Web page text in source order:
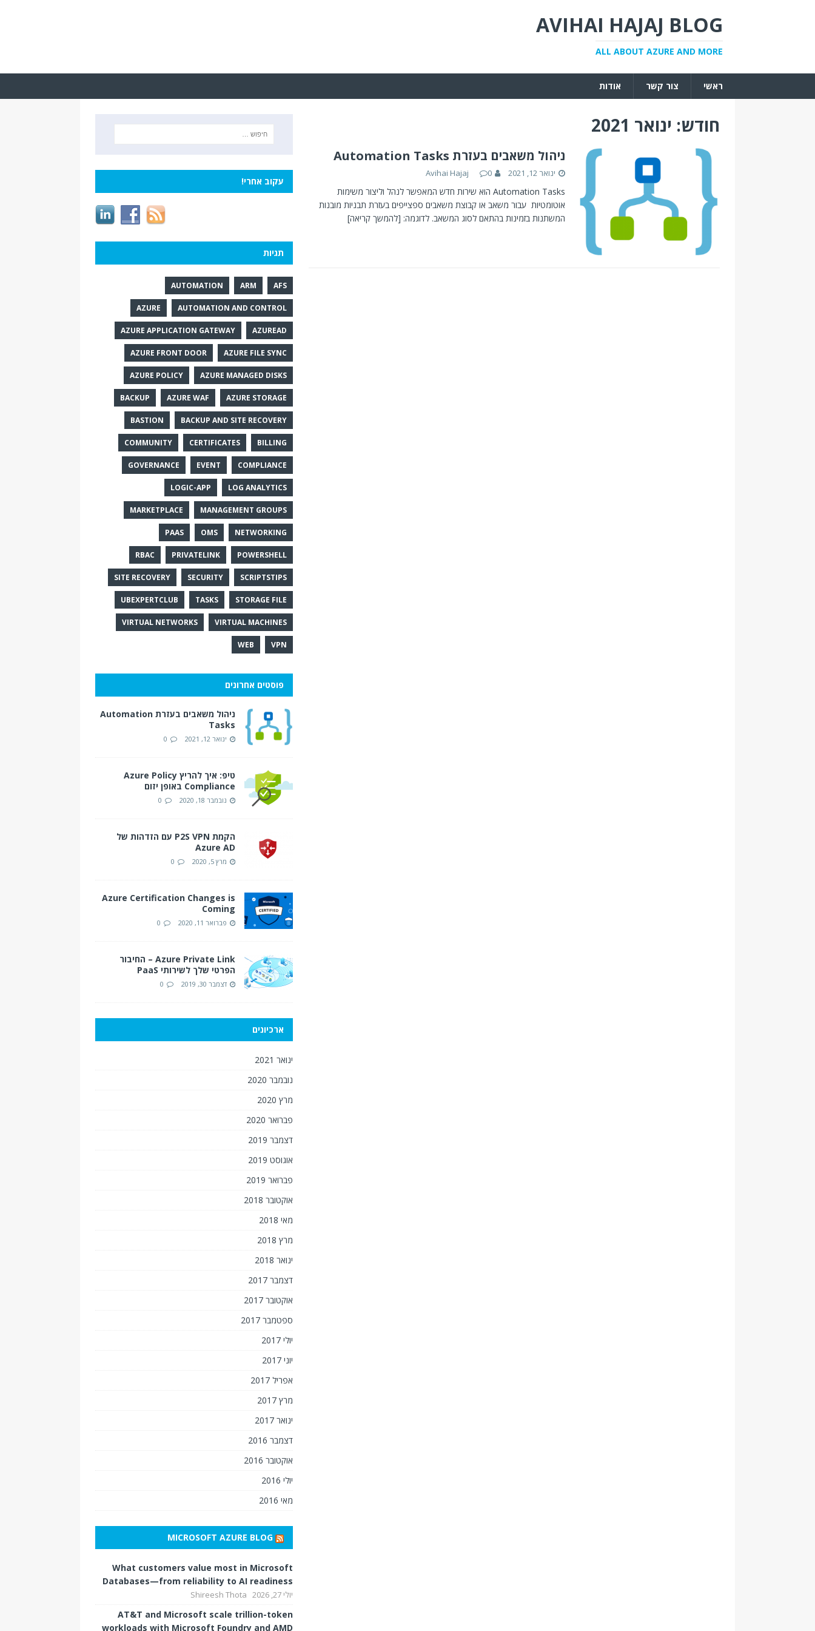
AVIHAI HAJAJ BLOG
ALL ABOUT AZURE AND MORE
ראשי צור קשר אודות
חודש: ינואר 2021
ניהול משאבים בעזרת Automation Tasks
ינואר 12, 2021 Avihai Hajaj 0
Automation Tasks הוא שירות חדש המאפשר לנהל וליצור משימות
אוטומטיות עבור משאב או קבוצת משאבים ספצייפים בעזרת תבניות מובנות
המשתנות בזמינות בהתאם לסוג המשאב. לדוגמה: [להמשך קריאה]
עקוב אחרי!
תגיות
AFS
ARM
AUTOMATION
AUTOMATION AND CONTROL
AZURE
AZUREAD
AZURE APPLICATION GATEWAY
AZURE FILE SYNC
AZURE FRONT DOOR
AZURE MANAGED DISKS
AZURE POLICY
AZURE STORAGE
AZURE WAF
BACKUP
BACKUP AND SITE RECOVERY
BASTION
BILLING
CERTIFICATES
COMMUNITY
COMPLIANCE
EVENT
GOVERNANCE
LOG ANALYTICS
LOGIC-APP
MANAGEMENT GROUPS
MARKETPLACE
NETWORKING
OMS
PAAS
POWERSHELL
PRIVATELINK
RBAC
SCRIPTSTIPS
SECURITY
SITE RECOVERY
STORAGE FILE
TASKS
UBEXPERTCLUB
VIRTUAL MACHINES
VIRTUAL NETWORKS
VPN
WEB
פוסטים אחרונים
ניהול משאבים בעזרת Automation
Tasks
ינואר 12, 2021 0
טיפ: איך להריץ Azure Policy
Compliance באופן יזום
נובמבר 18, 2020 0
הקמת P2S VPN עם הזדהות של
Azure AD
מרץ 5, 2020 0
Azure Certification Changes is
Coming
פברואר 11, 2020 0
Azure Private Link – החיבור
הפרטי שלך לשירותי PaaS
דצמבר 30, 2019 0
ארכיונים
ינואר 2021
נובמבר 2020
מרץ 2020
פברואר 2020
דצמבר 2019
אוגוסט 2019
פברואר 2019
אוקטובר 2018
מאי 2018
מרץ 2018
ינואר 2018
דצמבר 2017
אוקטובר 2017
ספטמבר 2017
יולי 2017
יוני 2017
אפריל 2017
מרץ 2017
ינואר 2017
דצמבר 2016
אוקטובר 2016
יולי 2016
מאי 2016
MICROSOFT AZURE BLOG
What customers value most in Microsoft
Databases—from reliability to AI readiness
יולי 27, 2026 Shireesh Thota
AT&T and Microsoft scale trillion-token
workloads with Microsoft Foundry and AMD